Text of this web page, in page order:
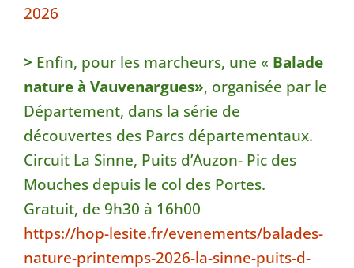
2026
> Enfin, pour les marcheurs, une « Balade
nature à Vauvenargues», organisée par le
Département, dans la série de
découvertes des Parcs départementaux.
Circuit La Sinne, Puits d’Auzon- Pic des
Mouches depuis le col des Portes.
Gratuit, de 9h30 à 16h00
https://hop-lesite.fr/evenements/balades-
nature-printemps-2026-la-sinne-puits-d-